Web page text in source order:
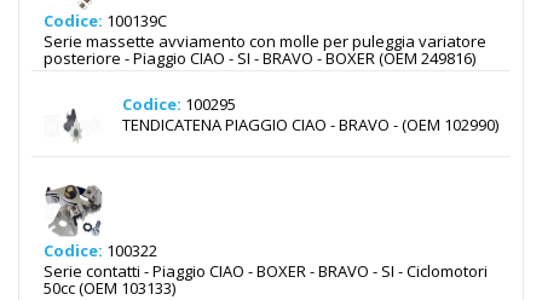
Codice: 100139C
Serie massette avviamento con molle per puleggia variatore
posteriore - Piaggio CIAO - SI - BRAVO - BOXER (OEM 249816)
Codice: 100295
TENDICATENA PIAGGIO CIAO - BRAVO - (OEM 102990)
Codice: 100322
Serie contatti - Piaggio CIAO - BOXER - BRAVO - SI - Ciclomotori
50cc (OEM 103133)